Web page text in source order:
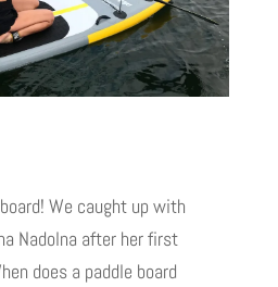
We caught up with
Nadolna after her first
does a paddle board